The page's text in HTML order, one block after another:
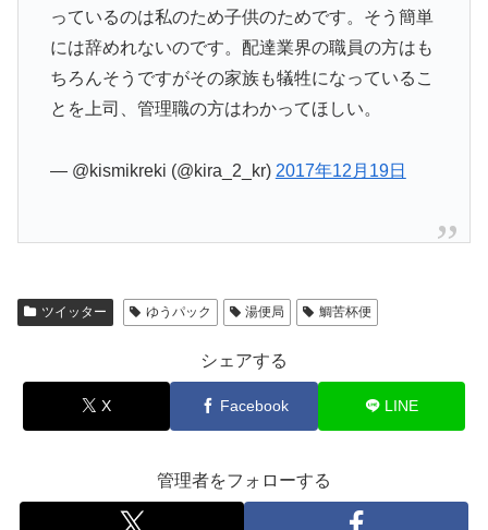
っているのは私のため子供のためです。そう簡単
には辞めれないのです。配達業界の職員の方はも
ちろんそうですがその家族も犠牲になっているこ
とを上司、管理職の方はわかってほしい。
— @kismikreki (@kira_2_kr) 2017年12月19日
ツイッター ゆうパック 湯便局 鯛苦杯便
シェアする
X Facebook LINE
管理者をフォローする